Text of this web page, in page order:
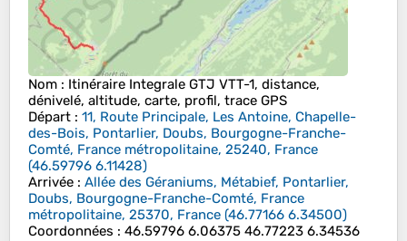
Nom : Itinéraire Integrale GTJ VTT-1, distance,
dénivelé, altitude, carte, profil, trace GPS
Départ : 11, Route Principale, Les Antoine, Chapelle-
des-Bois, Pontarlier, Doubs, Bourgogne-Franche-
Comté, France métropolitaine, 25240, France
(46.59796 6.11428)
Arrivée : Allée des Géraniums, Métabief, Pontarlier,
Doubs, Bourgogne-Franche-Comté, France
métropolitaine, 25370, France (46.77166 6.34500)
Coordonnées : 46.59796 6.06375 46.77223 6.34536